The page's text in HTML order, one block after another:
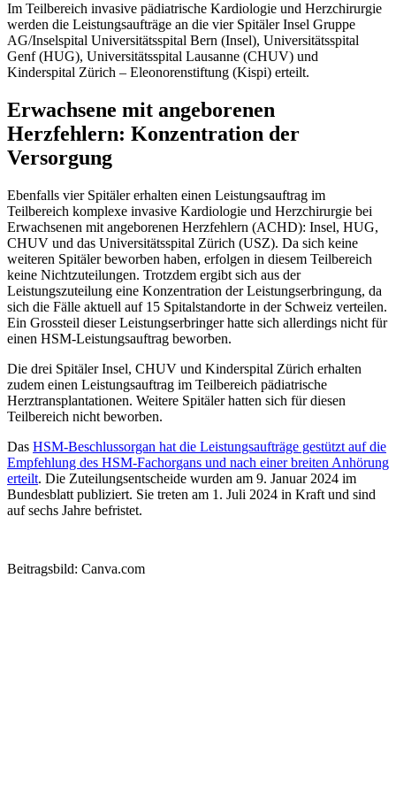
Im Teilbereich invasive pädiatrische Kardiologie und Herzchirurgie
werden die Leistungsaufträge an die vier Spitäler Insel Gruppe
AG/Inselspital Universitätsspital Bern (Insel), Universitätsspital
Genf (HUG), Universitätsspital Lausanne (CHUV) und
Kinderspital Zürich – Eleonorenstiftung (Kispi) erteilt.
Erwachsene mit angeborenen
Herzfehlern: Konzentration der
Versorgung
Ebenfalls vier Spitäler erhalten einen Leistungsauftrag im
Teilbereich komplexe invasive Kardiologie und Herzchirurgie bei
Erwachsenen mit angeborenen Herzfehlern (ACHD): Insel, HUG,
CHUV und das Universitätsspital Zürich (USZ). Da sich keine
weiteren Spitäler beworben haben, erfolgen in diesem Teilbereich
keine Nichtzuteilungen. Trotzdem ergibt sich aus der
Leistungszuteilung eine Konzentration der Leistungserbringung, da
sich die Fälle aktuell auf 15 Spitalstandorte in der Schweiz verteilen.
Ein Grossteil dieser Leistungserbringer hatte sich allerdings nicht für
einen HSM-Leistungsauftrag beworben.
Die drei Spitäler Insel, CHUV und Kinderspital Zürich erhalten
zudem einen Leistungsauftrag im Teilbereich pädiatrische
Herztransplantationen. Weitere Spitäler hatten sich für diesen
Teilbereich nicht beworben.
Das HSM-Beschlussorgan hat die Leistungsaufträge gestützt auf die
Empfehlung des HSM-Fachorgans und nach einer breiten Anhörung
erteilt. Die Zuteilungsentscheide wurden am 9. Januar 2024 im
Bundesblatt publiziert. Sie treten am 1. Juli 2024 in Kraft und sind
auf sechs Jahre befristet.
Beitragsbild: Canva.com